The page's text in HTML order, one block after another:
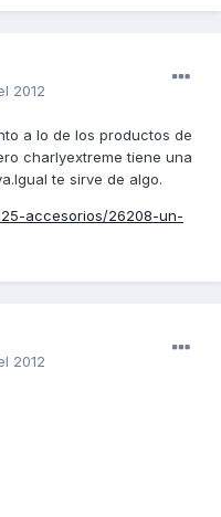
2012
a lo de los productos de
charlyextreme tiene una
te sirve de algo.
accesorios/26208-un-
2012